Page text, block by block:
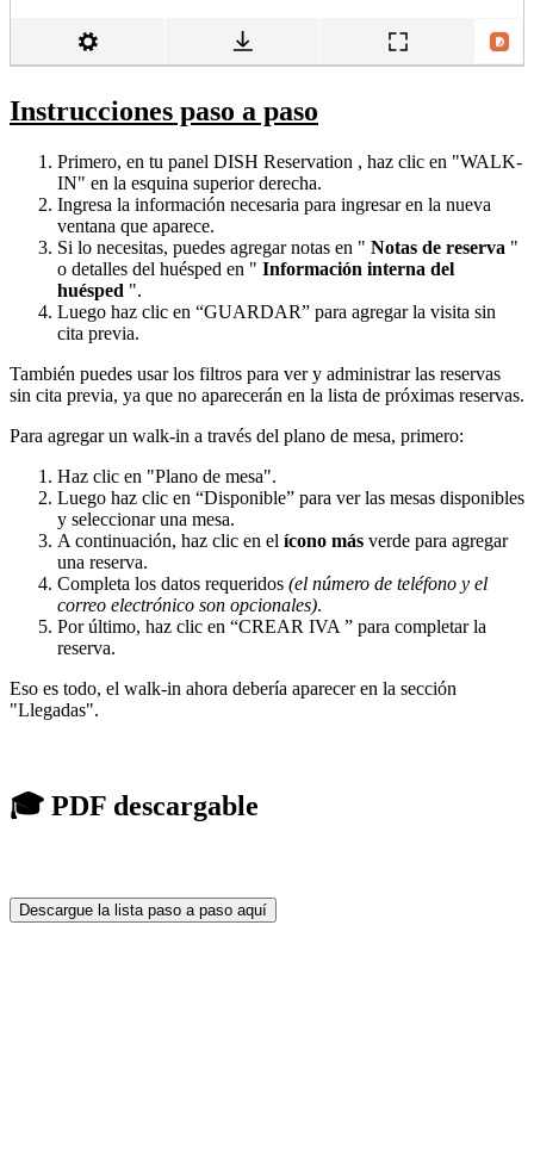
Instrucciones paso a paso
Primero, en tu panel DISH Reservation , haz clic en "WALK-
IN" en la esquina superior derecha.
Ingresa la información necesaria para ingresar en la nueva
ventana que aparece.
Si lo necesitas, puedes agregar notas en " Notas de reserva "
o detalles del huésped en " Información interna del
huésped ".
Luego haz clic en “GUARDAR” para agregar la visita sin
cita previa.
También puedes usar los filtros para ver y administrar las reservas
sin cita previa, ya que no aparecerán en la lista de próximas reservas.
Para agregar un walk-in a través del plano de mesa, primero:
Haz clic en "Plano de mesa".
Luego haz clic en “Disponible” para ver las mesas disponibles
y seleccionar una mesa.
A continuación, haz clic en el ícono más verde para agregar
una reserva.
Completa los datos requeridos (el número de teléfono y el
correo electrónico son opcionales).
Por último, haz clic en “CREAR IVA ” para completar la
reserva.
Eso es todo, el walk-in ahora debería aparecer en la sección
"Llegadas".
🎓 PDF descargable
Descargue la lista paso a paso aquí